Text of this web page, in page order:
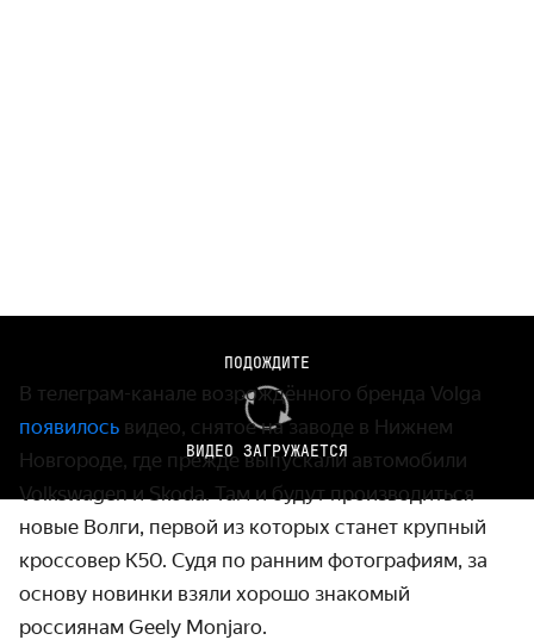
ПОДОЖДИТЕ
ВИДЕО ЗАГРУЖАЕТСЯ
В телеграм-канале возрождённого бренда Volga
появилось видео, снятое на заводе в Нижнем
Новгороде, где прежде выпускали автомобили
Volkswagen и Skoda. Там и будут производиться
новые Волги, первой из которых станет крупный
кроссовер K50. Судя по ранним фотографиям, за
основу новинки взяли хорошо знакомый
россиянам Geely Monjaro.